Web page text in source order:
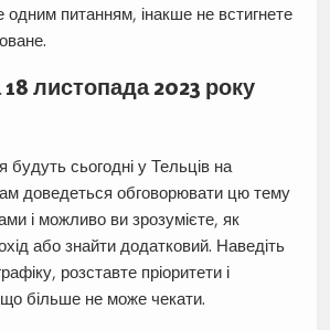
питанням, інакше не встигнете
листопада 2023 року
будуть сьогодні у Тельців на
доведеться обговорювати цю тему
і можливо ви зрозумієте, як
або знайти додатковий. Наведіть
розставте пріоритети і
більше не може чекати.